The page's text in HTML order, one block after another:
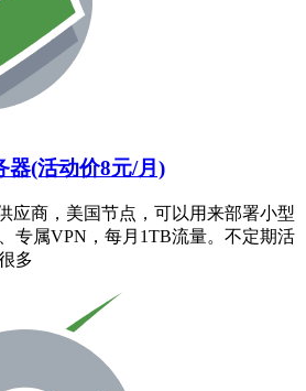
器(活动价8元/月)
应商，美国节点，可以用来部署小型
专属VPN，每月1TB流量。不定期活
多